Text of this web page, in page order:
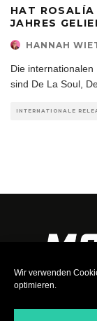
Wir verwenden
optimieren.
HAT ROSALÍA
JAHRES
HANNAH
Die
sind De La Soul,
INTERNATIONALE